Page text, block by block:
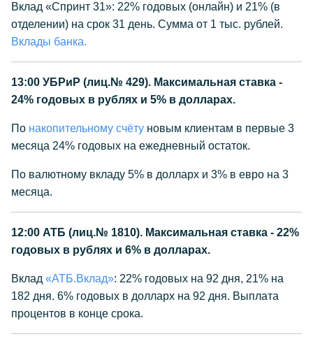
Вклад «Спринт 31»: 22% годовых (онлайн) и 21% (в
отделении) на срок 31 день. Сумма от 1 тыс. рублей.
Вклады банка.
13:00 УБРиР (лиц.№ 429). Максимальная ставка -
24% годовых в рублях и 5% в долларах.
По накопительному счёту новым клиентам в первые 3
месяца 24% годовых на ежедневный остаток.
По валютному вкладу 5% в долларх и 3% в евро на 3
месяца.
12:00 АТБ (лиц.№ 1810). Максимальная ставка - 22%
годовых в рублях и 6% в долларах.
Вклад «АТБ.Вклад»: 22% годовых на 92 дня, 21% на
182 дня. 6% годовых в долларх на 92 дня. Выплата
процентов в конце срока.